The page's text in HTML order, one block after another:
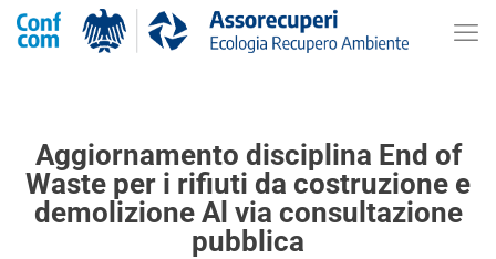
Aggiornamento disciplina End of
Waste per i rifiuti da costruzione e
demolizione Al via consultazione
pubblica